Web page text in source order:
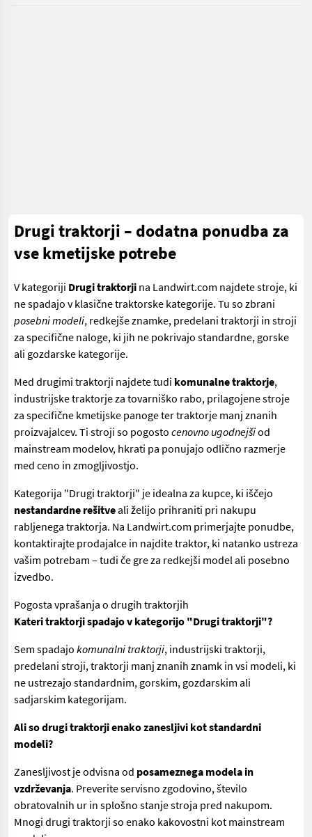
Drugi traktorji – dodatna ponudba za
vse kmetijske potrebe
V kategoriji Drugi traktorji na Landwirt.com najdete stroje, ki
ne spadajo v klasične traktorske kategorije. Tu so zbrani
posebni modeli, redkejše znamke, predelani traktorji in stroji
za specifične naloge, ki jih ne pokrivajo standardne, gorske
ali gozdarske kategorije.
Med drugimi traktorji najdete tudi komunalne traktorje,
industrijske traktorje za tovarniško rabo, prilagojene stroje
za specifične kmetijske panoge ter traktorje manj znanih
proizvajalcev. Ti stroji so pogosto cenovno ugodnejšiod
mainstream modelov, hkrati pa ponujajo odlično razmerje
med ceno in zmogljivostjo.
Kategorija "Drugi traktorji" je idealna za kupce, ki iščejo
nestandardne rešitveali želijo prihraniti pri nakupu
rabljenega traktorja. Na Landwirt.com primerjajte ponudbe,
kontaktirajte prodajalce in najdite traktor, ki natanko ustreza
vašim potrebam – tudi če gre za redkejši model ali posebno
izvedbo.
Pogosta vprašanja o drugih traktorjih
Kateri traktorji spadajo v kategorijo "Drugi traktorji"?
Sem spadajo komunalni traktorji, industrijski traktorji,
predelani stroji, traktorji manj znanih znamk in vsi modeli, ki
ne ustrezajo standardnim, gorskim, gozdarskim ali
sadjarskim kategorijam.
Ali so drugi traktorji enako zanesljivi kot standardni
modeli?
Zanesljivost je odvisna od posameznega modela in
vzdrževanja. Preverite servisno zgodovino, število
obratovalnih ur in splošno stanje stroja pred nakupom.
Mnogi drugi traktorji so enako kakovostni kot mainstream